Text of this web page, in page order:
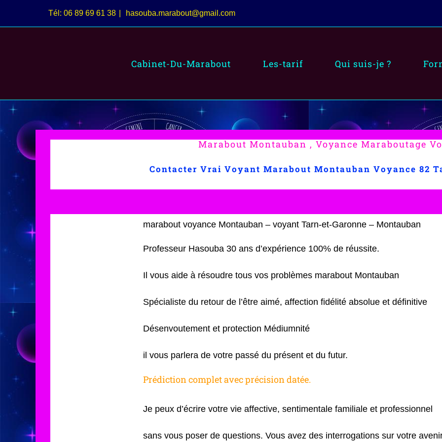
au
Tél: 06 89 69 61 38 hasouba.marabout@gmail.com
Cabinet-Du-Marabout Les-tarif Qui suis-je ?
Marabout Montauban , Voyance Maraboutage
Contacter Vrai Voyant Marabout Montauban Voyance 82
marabout voyance Montauban – voyant Tarn-et-Garonne – Montauban
Professeur Hasouba 30 ans d’expérience 100% de réussite.
Il vous aide à résoudre tous vos problèmes marabout Montauban
Spécialiste du retour de l’être aimé, affection fidélité absolue et définitive
Désenvoutement et protection Médiumnité
il vous parlera de votre passé du présent et du futur.
Prédiction complet avec précision datée.
Je peux d’écrire votre vie affective, sentimentale familiale et professionnel
sans vous poser de questions. Vous avez des interrogations sur votre